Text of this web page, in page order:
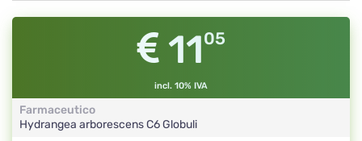
1105
incl. 10% IVA
Farmaceutico
Hydrangea arborescensC6Globuli